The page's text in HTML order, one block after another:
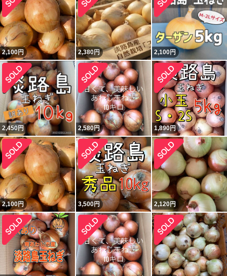
2,100円 2,380円 2,100円
2,450円 2,580円 1,890円
2,100円 3,500円 2,120円